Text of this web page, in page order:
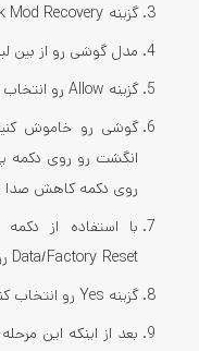
گزینه Flash Clockwork Mod Recovery رو انتخاب کنین.
مدل گوشی رو از بین
گزینه Allow رو انتخاب کنین.
گوشی رو خاموش
انگشت رو روی دکمه
روی دکمه کاهش صدا
Data/Factory Reset رو با استفاده از دکمه پاور انتخاب کنین.
گزینه Yes رو انتخاب کنین.
بعد از اینکه این